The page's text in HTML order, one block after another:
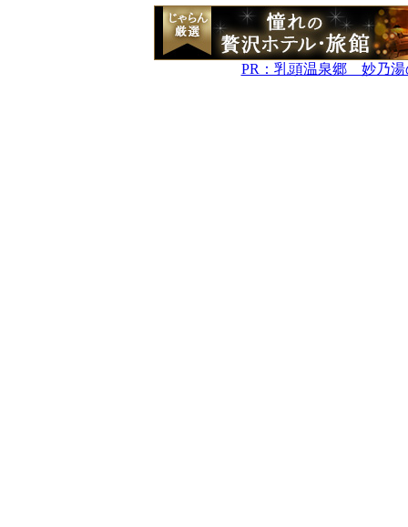
PR：乳頭温泉郷 妙乃湯